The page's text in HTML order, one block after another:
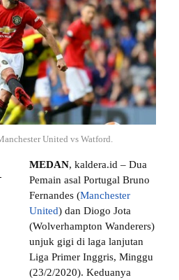
United vs Watford.
MEDAN, kaldera.id – Dua
Pemain asal Portugal Bruno
Fernandes (Manchester
United) dan Diogo Jota
(Wolverhampton Wanderers)
unjuk gigi di laga lanjutan
Liga Primer Inggris, Minggu
(23/2/2020). Keduanya